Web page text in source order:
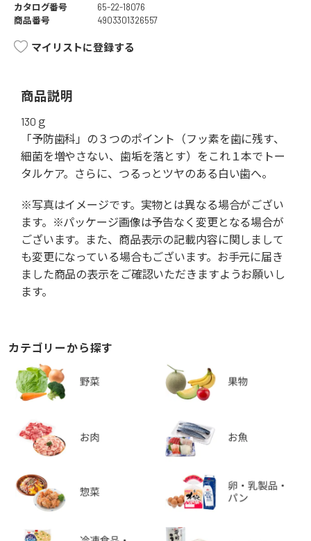
カタログ番号
65-22-18076
商品番号
4903301326557
マイリストに登録する
商品説明
130ｇ
「予防歯科」の３つのポイント（フッ素を歯に残す、
細菌を増やさない、歯垢を落とす）をこれ１本でトー
タルケア。さらに、つるっとツヤのある白い歯へ。
※写真はイメージです。実物とは異なる場合がござい
ます。※パッケージ画像は予告なく変更となる場合が
ございます。また、商品表示の記載内容に関しまして
も変更になっている場合もございます。お手元に届き
ました商品の表示をご確認いただきますようお願いし
ます。
カテゴリーから探す